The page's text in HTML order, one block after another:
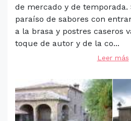
de mercado y de temporada.
paraíso de sabores con
a la brasa y postres caseros
toque de autor y de la co...
Leer más